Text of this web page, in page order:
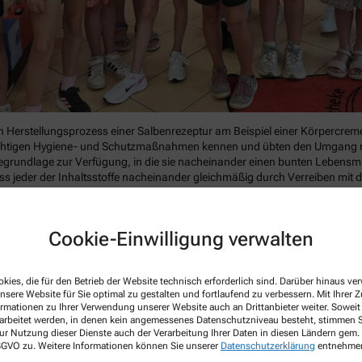
Cookie-Einwilligung verwalten
die für den Betrieb der Website technisch erforderlich sind. Darüber hinaus
Website für Sie optimal zu gestalten und fortlaufend zu verbessern. Mit Ihrer
zu Ihrer Verwendung unserer Website auch an Drittanbieter weiter. Soweit
werden, in denen kein angemessenes Datenschutzniveau besteht, stimmen
Nutzung dieser Dienste auch der Verarbeitung Ihrer Daten in diesen Ländern
zu. Weitere Informationen können Sie unserer Datenschutzerklärung
einer Salbenrezeptur am Beispiel einer
Hygiene- und Schutzmaßnahmen kennen und übten den
zur Verfügung, in die sie nacheinander einen bunten
jeder der Inhaltsstoffe nacheinander gleichmäßig durch Verreiben mit
Salbentiegel ab und konnten es fachgerecht mit ihrem persönlichen
spendet der trockenen Haut Feuchtigkeit zum Beispiel nach dem
mit zahlreichen technischen Geräten wie Präzisionswaagen,
die vom Arzt individuell für den Patienten verschriebenen
von Apothekern und Pharmazeutisch-technischen Assistenten